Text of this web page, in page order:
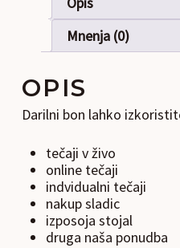
Mnenja (0)
OPIS
Darilni bon lahko
tečaji v živo
online tečaji
indvidualni tečaji
nakup sladic
izposoja stojal
druga naša ponudba